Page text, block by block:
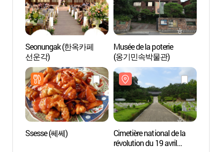
Seonungak (한옥카페
선운각)
Musée de la poterie
(옹기민속박물관)
Ssesse (쎄쎄)
Cimetière national de la
révolution du 19 avril